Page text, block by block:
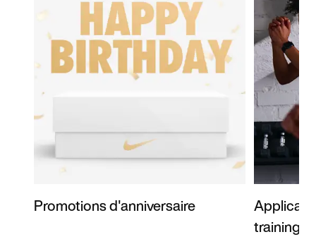
Promotions d'anniversaire
training